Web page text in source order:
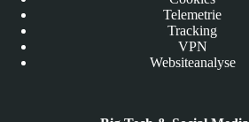
Telemetrie
Tracking
VPN
Websiteanalyse